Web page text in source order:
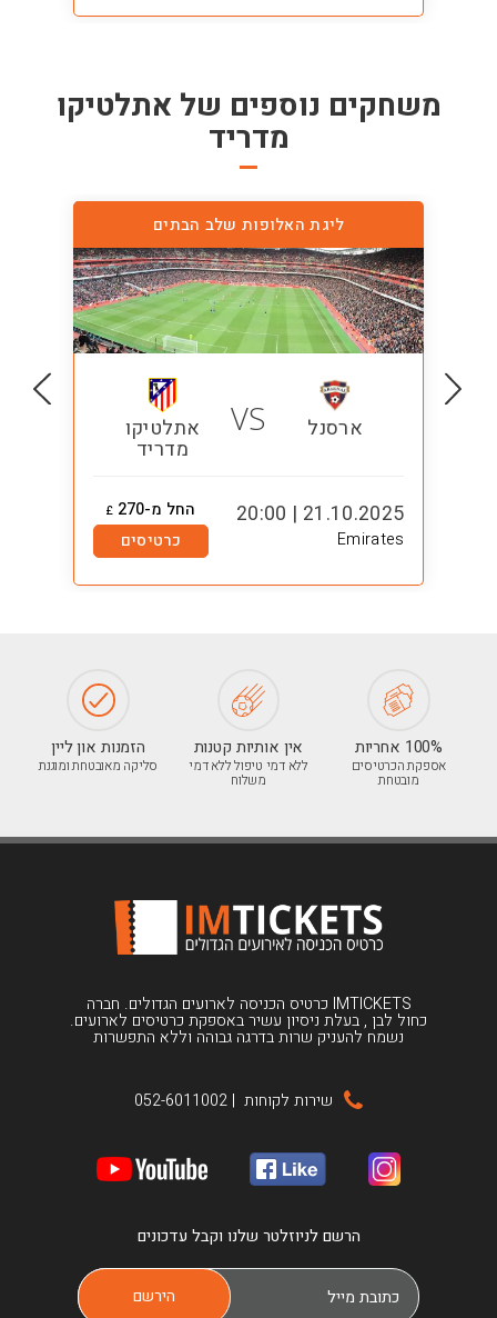
משחקים נוספים של אתלטיקו
מדריד
ליגת האלופות שלב הבתים
ארסנל VS אתלטיקו
מדריד
21.10.2025 | 20:00
Emirates
החל מ-270 £
כרטיסים
100% אחריות
אספקת הכרטיסים
מובטחת
אין אותיות קטנות
ללא דמי טיפול ללא דמי
משלוח
הזמנות און ליין
סליקה מאובטחת ומוגנת
IMTICKETS כרטיס הכניסה לארועים הגדולים. חברה
כחול לבן , בעלת ניסיון עשיר באספקת כרטיסים לארועים.
נשמח להעניק שרות בדרגה גבוהה וללא התפשרות
שירות לקוחות |
052-6011002
הרשם לניוזלטר שלנו וקבל עדכונים